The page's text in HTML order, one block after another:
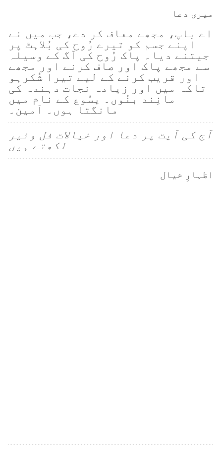
میری دعا
اے باپ، مجھے معاف کر دے، جب میں نے
اپنے جسم کو تیرے رُوح کی بُلاہٹ پر
جیتنے دیا۔ پاک رُوح کی آگ کے وسیلہ
سے مجھے پاک اور صاف کرنے اور مجھے
اور قریب کرنے کے لیے تیرا شُکرہو
تاکہ میں اور زیادہ نجات دہندہ کی
مانِند بنُوں۔ یسُوع کے نام میں
مانگتا ہوں۔ آمین۔
آج کی آیت پر دعا اور خیالات فل وئیر
لکھتے ہیں
اظہارِ خیال